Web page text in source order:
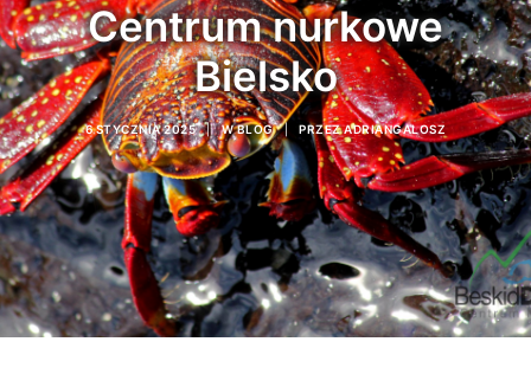
Centrum nurkowe
Bielsko
6 STYCZNIA 2025 | WBLOG | PRZEZADRIANGALOSZ